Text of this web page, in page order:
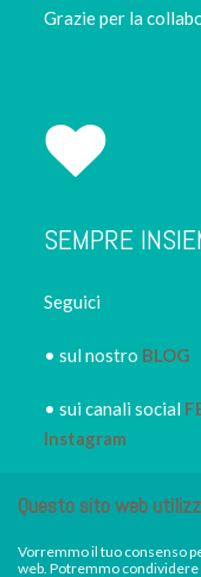
Grazie per la
SEMPRE
Seguici
• sul nostro BLOG
• sui canali social
Instagram
informato dei
Questo sito web
Vorremmo il tuo consenso
web. Potremmo